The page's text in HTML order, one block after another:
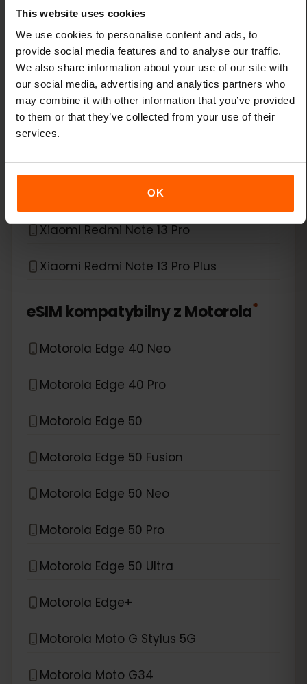
This website uses cookies
We use cookies to personalise content and ads, to
provide social media features and to analyse our traffic.
We also share information about your use of our site with
our social media, advertising and analytics partners who
may combine it with other information that you’ve provided
to them or that they’ve collected from your use of their
services.
OK
Xiaomi 14
Xiaomi 14 Pro
Xiaomi 14T
Xiaomi 14T Pro
Xiaomi Redmi Note 11 Pro 5G
Xiaomi Redmi Note 13 Pro
Xiaomi Redmi Note 13 Pro Plus
eSIM kompatybilny zMotorola*
Motorola Edge 40 Neo
Motorola Edge 40 Pro
Motorola Edge 50
Motorola Edge 50 Fusion
Motorola Edge 50 Neo
Motorola Edge 50 Pro
Motorola Edge 50 Ultra
Motorola Edge+
Motorola Moto G Stylus 5G
Motorola Moto G34